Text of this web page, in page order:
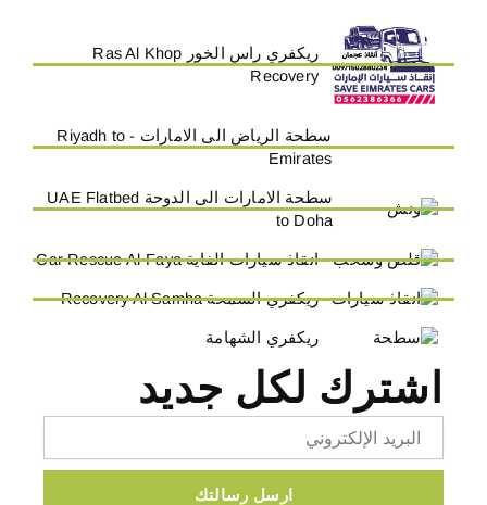
ريكفري راس الخور Ras Al Khop
Recovery
سطحة الرياض الى الامارات - Riyadh to
Emirates
سطحة الامارات الى الدوحة UAE Flatbed
to Doha
انقاذ سيارات الفاية Car Rescue Al-Faya
ريكفري السمحة Recovery Al Samha
ريكفري الشهامة
اشترك لكل جديد
ارسل رسالتك